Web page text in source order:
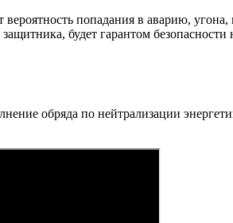
вероятность попадания в аварию,
будет гарантом безопасности
обряда по нейтрализации